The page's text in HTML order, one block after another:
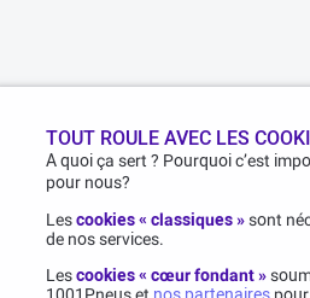
TOUT ROULE AVEC LES
A quoi ça sert ? Pourquoi c’est
pour nous?
Lescookies « classiques »sont
de nos services.
Lescookies « cœur fondant »